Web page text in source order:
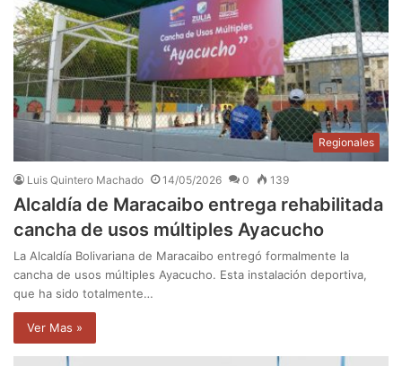
Regionales
Luis Quintero Machado 14/05/2026 0 139
Alcaldía de Maracaibo entrega rehabilitada
cancha de usos múltiples Ayacucho
La Alcaldía Bolivariana de Maracaibo entregó formalmente la
cancha de usos múltiples Ayacucho. Esta instalación deportiva,
que ha sido totalmente…
Ver Mas »